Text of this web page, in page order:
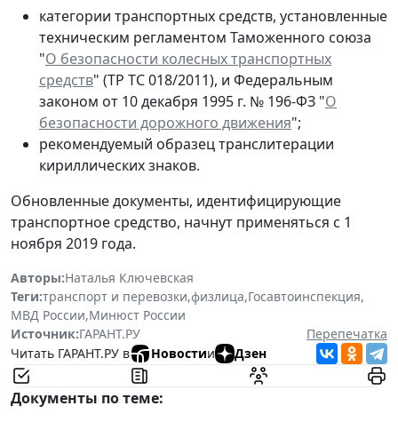
категории транспортных средств, установленные
техническим регламентом Таможенного союза
"О безопасности колесных транспортных
средств" (ТР ТС 018/2011), и Федеральным
законом от 10 декабря 1995 г. № 196-ФЗ "О
безопасности дорожного движения";
рекомендуемый образец транслитерации
кириллических знаков.
Обновленные документы, идентифицирующие
транспортное средство, начнут применяться с 1
ноября 2019 года.
Авторы:Наталья Ключевская
Теги:транспорт и перевозки,физлица,Госавтоинспекция,
МВД России,Минюст России
Источник:ГАРАНТ.РУ
Перепечатка
Читать ГАРАНТ.РУ в
Новостии Дзен
Документы по теме: